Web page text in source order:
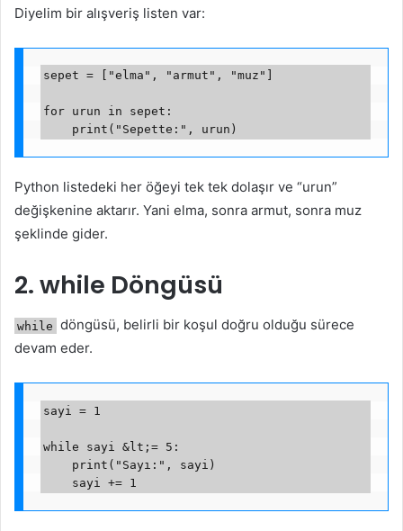
Diyelim bir alışveriş listen var:
sepet = ["elma", "armut", "muz"]
for urun in sepet:
Python listedeki her öğeyi tek tek dolaşır ve “urun”
değişkenine aktarır. Yani elma, sonra armut, sonra muz
şeklinde gider.
2. while Döngüsü
while döngüsü, belirli bir koşul doğru olduğu sürece
devam eder.
sayi = 1
while sayi &lt;= 5: